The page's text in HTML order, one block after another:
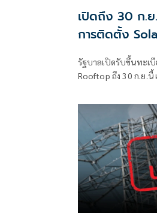
เปิดถึง 30 ก.ย
การติดตั้ง
รัฐบาลเปิดรับขึ้นทะเ
Rooftop ถึง 30 ก.ย.นี้